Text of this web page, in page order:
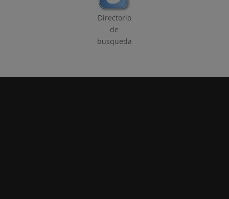
Directorio
de
busqueda